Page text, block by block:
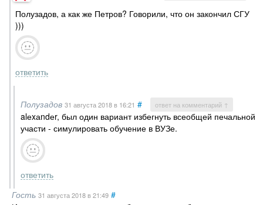
Полузадов, а как же Петров? Говорили, что он закончил СГУ
)))
ответить
Полузадов 31 августа 2018в 16:21 # ответ на комментарий ↑
alеxаndеr, был один вариант избегнуть всеобщей печальной
участи - симулировать обучение в ВУЗе.
ответить
Гость 31 августа 2018в 21:49 #